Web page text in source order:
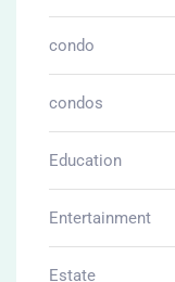
condo
condos
Education
Entertainment
Estate